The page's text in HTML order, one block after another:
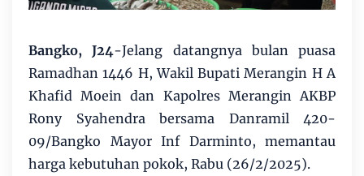
Bangko, J24-Jelang datangnya bulan puasa
Ramadhan 1446 H, Wakil Bupati Merangin H A
Khafid Moein dan Kapolres Merangin AKBP
Rony Syahendra bersama Danramil 420-
09/Bangko Mayor Inf Darminto, memantau
harga kebutuhan pokok, Rabu (26/2/2025).